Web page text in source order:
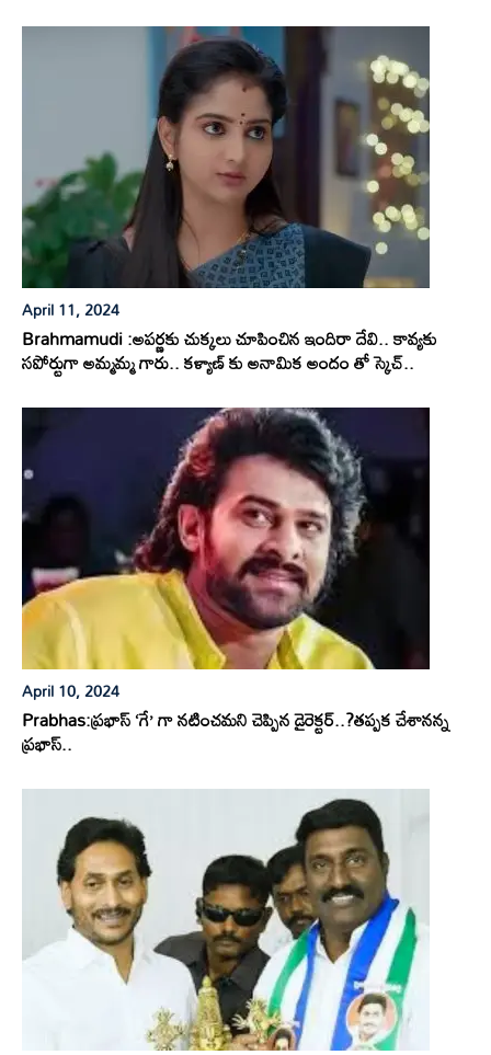
April 11, 2024
Brahmamudi :అపర్ణకు చుక్కలు చూపించిన ఇందిరా దేవి.. కావ్యకు
సపోర్టుగా అమ్మమ్మ గారు.. కళ్యాణ్ కు అనామిక అందం తో స్కెచ్..
April 10, 2024
Prabhas:ప్రభాస్ ‘గే’ గా నటించమని చెప్పిన డైరెక్టర్..?తప్పక చేశానన్న
ప్రభాస్..